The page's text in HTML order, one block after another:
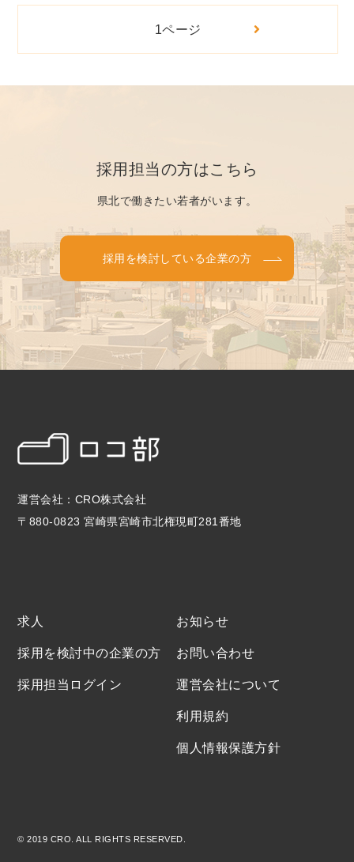
1ページ
採用担当の方はこちら
県北で働きたい若者がいます。
採用を検討している企業の方
運営会社：CRO株式会社
〒880-0823 宮崎県宮崎市北権現町281番地
求人
採用を検討中の企業の方
採用担当ログイン
お知らせ
お問い合わせ
運営会社について
利用規約
個人情報保護方針
© 2019 CRO. ALL RIGHTS RESERVED.